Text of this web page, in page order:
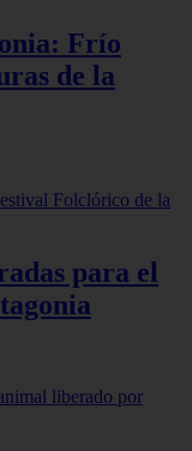
Frío
de la
para el